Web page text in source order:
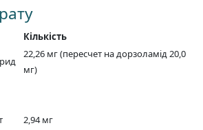
Кількість
22,26 мг (пересчет на дорзоламід 20,0
мг)
2,94 мг